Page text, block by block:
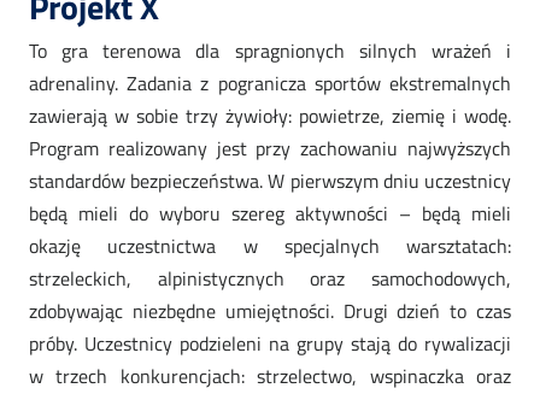
To gra terenowa dla spragnionych silnych wrażeń i
adrenaliny. Zadania z pogranicza sportów ekstremalnych
zawierają w sobie trzy żywioły: powietrze, ziemię i wodę.
Program realizowany jest przy zachowaniu najwyższych
standardów bezpieczeństwa. W pierwszym dniu uczestnicy
będą mieli do wyboru szereg aktywności – będą mieli
okazję uczestnictwa w specjalnych warsztatach:
strzeleckich, alpinistycznych oraz samochodowych,
zdobywając niezbędne umiejętności. Drugi dzień to czas
próby. Uczestnicy podzieleni na grupy stają do rywalizacji
w trzech konkurencjach: strzelectwo, wspinaczka oraz